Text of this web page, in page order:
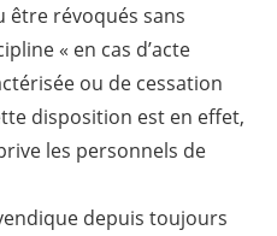
être révoqués sans
« en cas d’acte
ou de cessation
disposition est en effet,
les personnels de
depuis toujours